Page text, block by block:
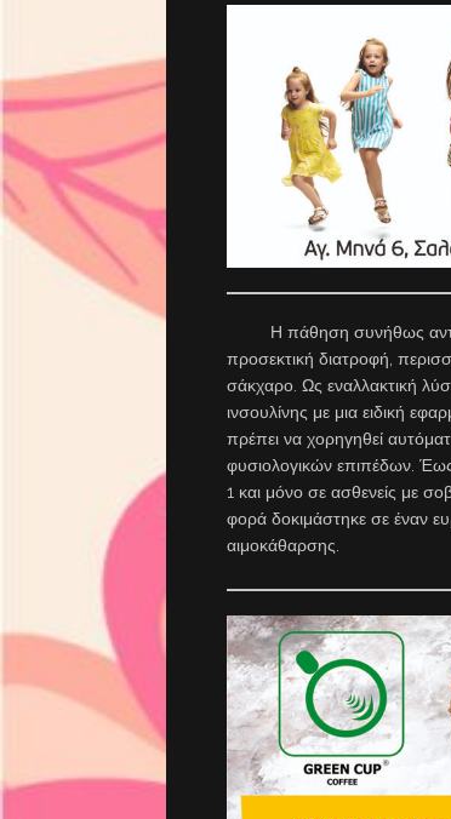
Η πάθηση συνήθως
προσεκτική διατροφή,
σάκχαρο. Ως εναλλακτική
ινσουλίνης με μια ειδική
πρέπει να χορηγηθεί
φυσιολογικών επιπέδων.
1 και μόνο σε ασθενείς με
φορά δοκιμάστηκε σε έναν
αιμοκάθαρσης.